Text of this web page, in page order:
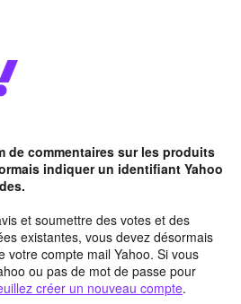
de commentaires sur les produits
indiquer un identifiant Yahoo
et soumettre des votes et des
existantes, vous devez désormais
votre compte mail Yahoo. Si vous
ou pas de mot de passe pour
créer un nouveau compte.